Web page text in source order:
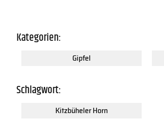
Kategorien:
Gipfel
Schlagwort:
Kitzbüheler Horn